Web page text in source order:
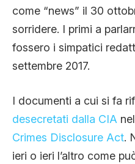
come “news” il 30
sorridere. I primi a
fossero i simpatici
settembre 2017.
I documenti a cui si fa
desecretati dalla CIA
Crimes Disclosure Act.
ieri o ieri l’altro come